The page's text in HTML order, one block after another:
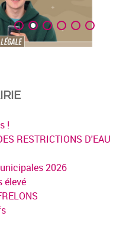
!
RESTRICTIONS D'EAU
2026
élevé